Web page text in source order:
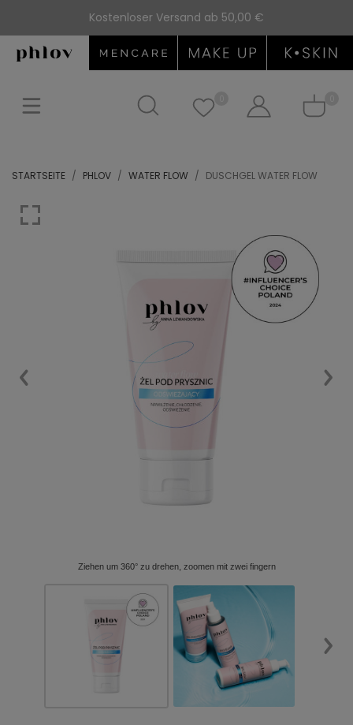
Kostenloser Versand ab 50,00 €
STARTSEITE PHLOV WATER FLOW DUSCHGEL WATER FLOW
Ziehen um 360° zu drehen, zoomen mit zwei fingern